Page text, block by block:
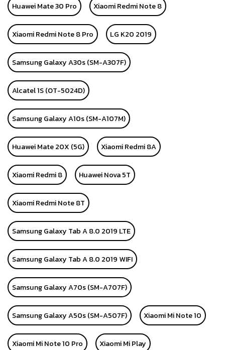
Huawei Mate 30 Pro Xiaomi Redmi Note 8
Xiaomi Redmi Note 8 Pro LG K20 2019
Samsung Galaxy A30s (SM-A307F)
Alcatel 1S (OT-5024D)
Samsung Galaxy A10s (SM-A107M)
Huawei Mate 20X (5G) Xiaomi Redmi 8A
Xiaomi Redmi 8 Huawei Nova 5T
Xiaomi Redmi Note 8T
Samsung Galaxy Tab A 8.0 2019 LTE
Samsung Galaxy Tab A 8.0 2019 WIFI
Samsung Galaxy A70s (SM-A707F)
Samsung Galaxy A50s (SM-A507F) Xiaomi Mi Note 10
Xiaomi Mi Note 10 Pro Xiaomi Mi Play